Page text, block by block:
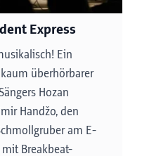
und lassen die
Erlebnis
aus Offenbachs
Die Moderation
Express
Ein
überhörbarer
Hozan
Handžo, den
am E-
mit Breakbeat-